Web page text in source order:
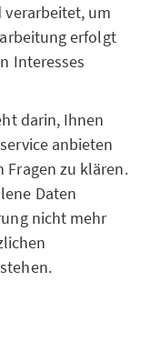
verarbeitet, um
erfolgt
Interesses
darin, Ihnen
anbieten
Fragen zu klären.
Daten
nicht mehr